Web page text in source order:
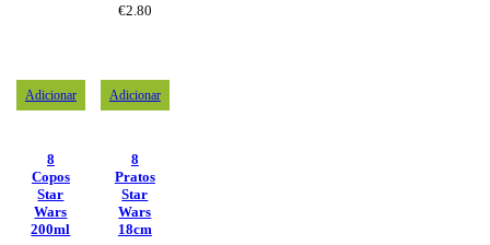
€2.80
Adicionar
8
Copos
Star
Wars
200ml
Adicionar
8
Pratos
Star
Wars
18cm